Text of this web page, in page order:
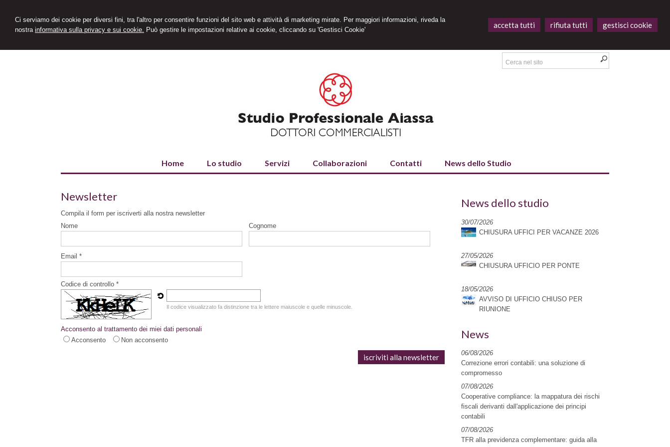
Ci serviamo dei cookie per diversi fini, tra l'altro per consentire funzioni del sito web e attività di marketing mirate. Per maggiori informazioni, riveda la
nostra informativa sulla privacy e sui cookie. Può gestire le impostazioni relative ai cookie, cliccando su 'Gestisci Cookie'
accetta tutti rifiuta tutti gestisci cookie
Home Lo studio Servizi Collaborazioni Contatti News dello Studio
Newsletter
Compila il form per iscriverti alla nostra newsletter
Nome
Cognome
Email *
Codice di controllo *
Il codice visualizzato fa distinzione tra le lettere maiuscole e quelle minuscole.
Acconsento al trattamento dei miei dati personali
Acconsento
Non acconsento
News dello studio
30/07/2026
CHIUSURA UFFICI PER VACANZE 2026
27/05/2026
CHIUSURA UFFICIO PER PONTE
18/05/2026
AVVISO DI UFFICIO CHIUSO PER
RIUNIONE
News
06/08/2026
Correzione errori contabili: una soluzione di
compromesso
07/08/2026
Cooperative compliance: la mappatura dei rischi
fiscali derivanti dall'applicazione dei principi
contabili
07/08/2026
TFR alla previdenza complementare: guida alla